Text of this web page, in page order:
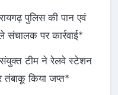
पुलिस की पान एवं
संचालक पर कार्रवाई*
टीम ने रेलवे स्टेशन
तंबाकू किया जप्त*